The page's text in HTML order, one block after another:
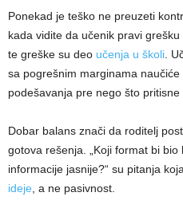
Ponekad je teško ne preuzeti
kada vidite da učenik pravi
te greške su deo učenja u školi .
sa pogrešnim marginama
podešavanja pre nego što pritisne
Dobar balans znači da roditelj
gotova rešenja. „Koji format bi bio
informacije jasnije?“ su pitanja
ideje , a ne pasivnost.